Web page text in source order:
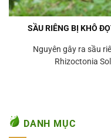
SẦU RIÊNG BỊ KHÔ
Nguyên gây ra sầu
Rhizoctonia
DANH MỤC